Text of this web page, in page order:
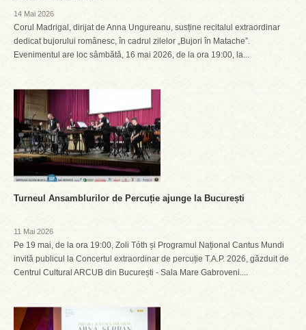
14 Mai 2026
Corul Madrigal, dirijat de Anna Ungureanu, susține recitalul extraordinar
dedicat bujorului românesc, în cadrul zilelor „Bujori în Matache”.
Evenimentul are loc sâmbătă, 16 mai 2026, de la ora 19:00, la...
Turneul Ansamblurilor de Percuție ajunge la București
11 Mai 2026
Pe 19 mai, de la ora 19:00, Zoli Tóth și Programul Național Cantus Mundi
invită publicul la Concertul extraordinar de percuție T.A.P. 2026, găzduit de
Centrul Cultural ARCUB din București - Sala Mare Gabroveni....